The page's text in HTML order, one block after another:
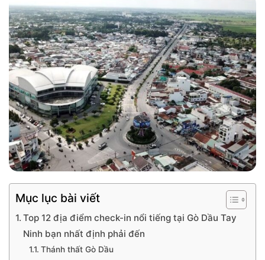
Mục lục bài viết
Top 12 địa điểm check-in nổi tiếng tại Gò Dầu Tay
Ninh bạn nhất định phải đến
Thánh thất Gò Dầu